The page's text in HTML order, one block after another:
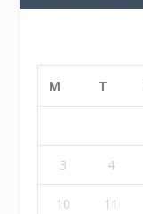
M T
3 4
10 11